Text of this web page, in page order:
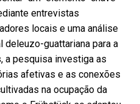
entrevistas
locais e uma análise
guattariana para a
a pesquisa investiga as
afetivas e as conexões
na ocupação da